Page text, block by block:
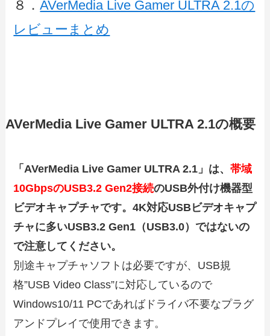
８．AVerMedia Live Gamer ULTRA 2.1の
レビューまとめ
AVerMedia Live Gamer ULTRA 2.1の概要
「AVerMedia Live Gamer ULTRA 2.1」は、帯域
10GbpsのUSB3.2 Gen2接続のUSB外付け機器型
ビデオキャプチャです。4K対応USBビデオキャプ
チャに多いUSB3.2 Gen1（USB3.0）ではないの
で注意してください。
別途キャプチャソフトは必要ですが、USB規
格”USB Video Class”に対応しているので
Windows10/11 PCであればドライバ不要なプラグ
アンドプレイで使用できます。